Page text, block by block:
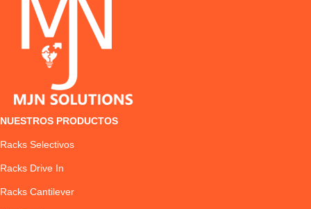
NUESTROS PRODUCTOS
Racks Selectivos
Racks Drive In
Racks Cantilever